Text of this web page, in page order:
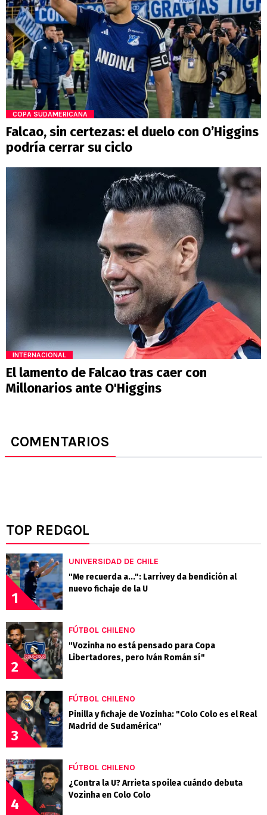
COPA SUDAMERICANA
Falcao, sin certezas: el duelo con O’Higgins
podría cerrar su ciclo
INTERNACIONAL
El lamento de Falcao tras caer con
Millonarios ante O'Higgins
COMENTARIOS
TOP REDGOL
1
UNIVERSIDAD DE CHILE
"Me recuerda a...": Larrivey da bendición al
nuevo fichaje de la U
2
FÚTBOL CHILENO
"Vozinha no está pensado para Copa
Libertadores, pero Iván Román sí"
3
FÚTBOL CHILENO
Pinilla y fichaje de Vozinha: "Colo Colo es el Real
Madrid de Sudamérica"
4
FÚTBOL CHILENO
¿Contra la U? Arrieta spoilea cuándo debuta
Vozinha en Colo Colo